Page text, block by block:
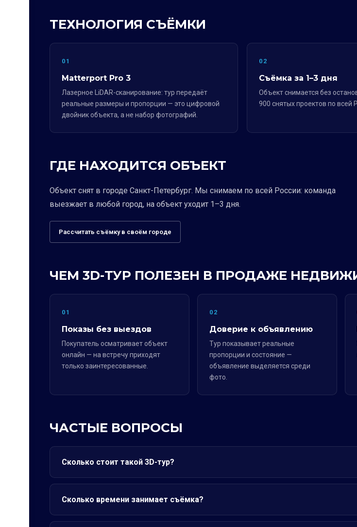
ТЕХНОЛОГИЯ СЪЁМКИ
01
Matterport Pro 3
Лазерное LiDAR-сканирование: тур передаёт
реальные размеры и пропорции — это цифровой
двойник объекта, а не набор фотографий.
02
Съёмка за 1–3 дня
Объект снимается без
900 снятых проектов по всей
ГДЕ НАХОДИТСЯ ОБЪЕКТ
Объект снят в городе Санкт-Петербург. Мы снимаем по всей России: команда
выезжает в любой город, на объект уходит 1–3 дня.
Рассчитать съёмку в своём городе
ЧЕМ 3D-ТУР ПОЛЕЗЕН В ПРОДАЖЕ
01
Показы без выездов
Покупатель осматривает объект
онлайн — на встречу приходят
только заинтересованные.
02
Доверие к объявлению
Тур показывает реальные
пропорции и состояние —
объявление выделяется среди
фото.
ЧАСТЫЕ ВОПРОСЫ
Сколько стоит такой 3D-тур?
Сколько времени занимает съёмка?